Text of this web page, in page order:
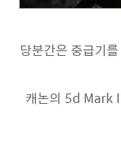
당분간은 중급기
캐논의 5d Mark